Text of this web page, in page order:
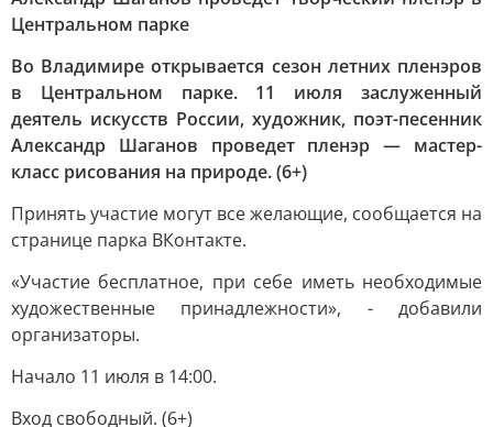
Центральном парке
Во Владимире открывается сезон летних пленэров
в Центральном парке. 11 июля заслуженный
деятель искусств России, художник, поэт-песенник
Александр Шаганов проведет пленэр — мастер-
класс рисования на природе. (6+)
Принять участие могут все желающие, сообщается на
странице парка ВКонтакте.
«Участие бесплатное, при себе иметь необходимые
художественные принадлежности», - добавили
организаторы.
Начало 11 июля в 14:00.
Вход свободный. (6+)